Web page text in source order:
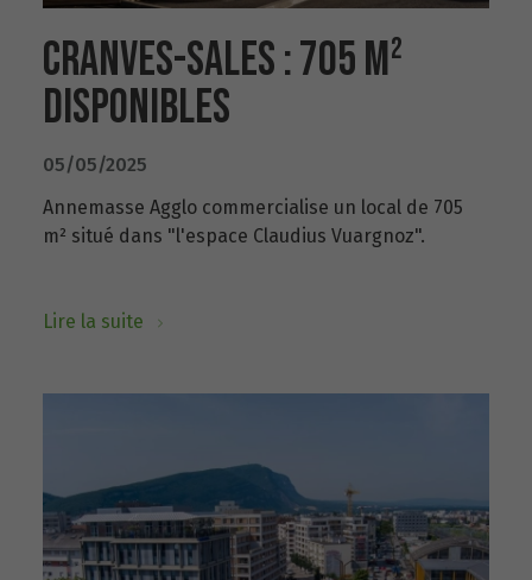
CRANVES-SALES : 705 M²
DISPONIBLES
05/05/2025
Annemasse Agglo commercialise un local de 705
m² situé dans "l'espace Claudius Vuargnoz".
Lire la suite